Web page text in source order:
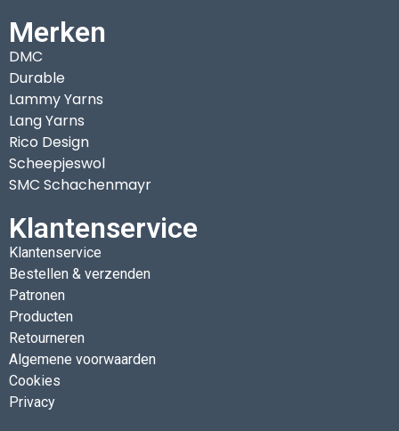
Merken
DMC
Durable
Lammy Yarns
Lang Yarns
Rico Design
Scheepjeswol
SMC Schachenmayr
Klantenservice
Klantenservice
Bestellen & verzenden
Patronen
Producten
Retourneren
Algemene voorwaarden
Cookies
Privacy